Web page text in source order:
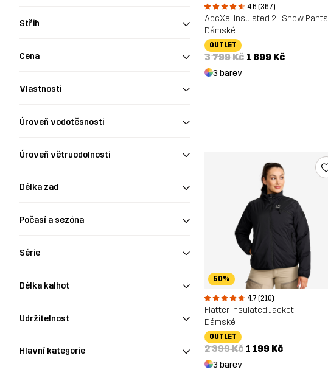
Střih
Cena
Vlastnosti
Úroveň vodotěsnosti
Úroveň větruodolnosti
Délka zad
Počasí a sezóna
Série
Délka kalhot
Udržitelnost
Hlavní kategorie
4.6 (367)
AccXel Insulated 2L Snow Pants
Dámské
OUTLET
3 799 Kč 1 899 Kč
3 barev
50%
4.7 (210)
Flatter Insulated Jacket
Dámské
OUTLET
2 399 Kč 1 199 Kč
3 barev